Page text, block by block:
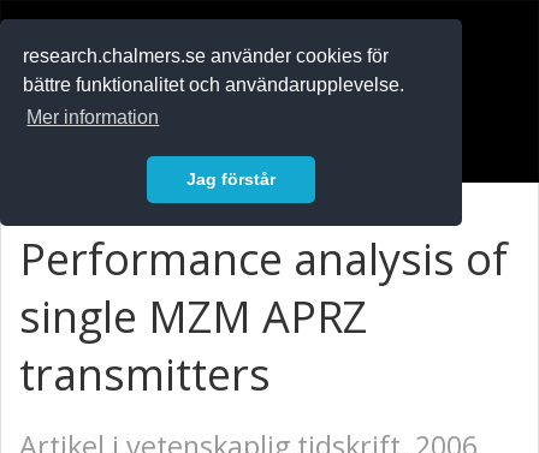
research.chalmers.se använder cookies för
bättre funktionalitet och användarupplevelse.
Mer information
Jag förstår
Performance analysis of
single MZM APRZ
transmitters